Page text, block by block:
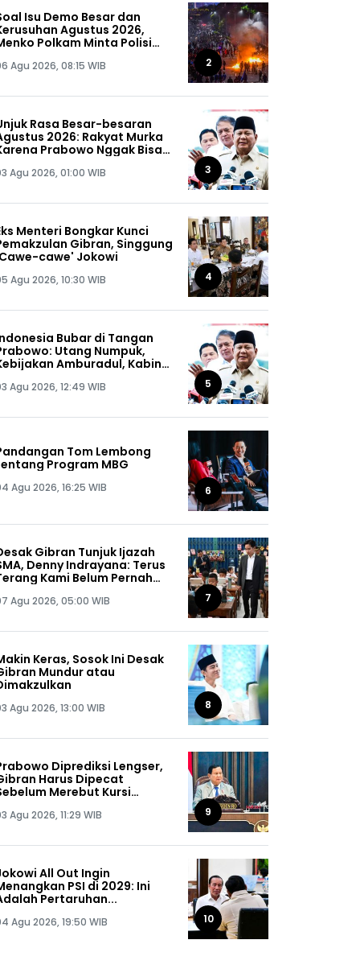
Isu Demo Besar dan
Agustus 2026,
Polkam Minta Polisi
Siap-siap!
Agu 2026, 08:15 WIB 2
Rasa Besar-besaran
2026: Rakyat Murka
Prabowo Nggak Bisa
Agu 2026, 01:00 WIB 3
Menteri Bongkar Kunci
Gibran, Singgung
cawe' Jokowi
Agu 2026, 10:30 WIB 4
Bubar di Tangan
Utang Numpuk,
Amburadul, Kabinet
Agu 2026, 12:49 WIB 5
Tom Lembong
Program MBG
Agu 2026, 16:25 WIB 6
Gibran Tunjuk Ijazah
Denny Indrayana: Terus
Kami Belum Pernah
Agu 2026, 05:00 WIB 7
Keras, Sosok Ini Desak
Mundur atau
Agu 2026, 13:00 WIB 8
Diprediksi Lengser,
Harus Dipecat
Merebut Kursi
Agu 2026, 11:29 WIB 9
All Out Ingin
PSI di 2029: Ini
Pertaruhan...
Agu 2026, 19:50 WIB 10